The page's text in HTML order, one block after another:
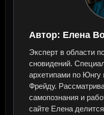
Автор: Елена
Эксперт в области
сновидений.
архетипами по
Фрейду.
самопознания и
сайте Елена